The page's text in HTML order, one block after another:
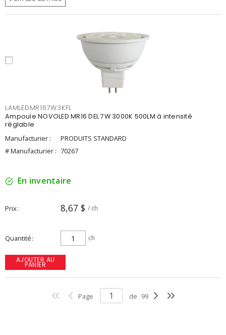
LAMLEDMR167W3KFL
Ampoule NOVOLED MR16 DEL 7W 3000K 500LM à intensité
réglable
Manufacturier :
PRODUITS STANDARD
# Manufacturier : 70267
En inventaire
Prix 8,67 $ / ch
Quantité ch
AJOUTER AU
PANIER
Page de 99